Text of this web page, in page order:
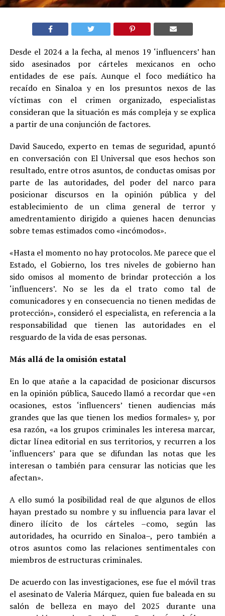
Desde el 2024 a la fecha, al menos 19 ‘influencers’ han
sido asesinados por cárteles mexicanos en ocho
entidades de ese país. Aunque el foco mediático ha
recaído en Sinaloa y en los presuntos nexos de las
víctimas con el crimen organizado, especialistas
consideran que la situación es más compleja y se explica
a partir de una conjunción de factores.
David Saucedo, experto en temas de seguridad, apuntó
en conversación con El Universal que esos hechos son
resultado, entre otros asuntos, de conductas omisas por
parte de las autoridades, del poder del narco para
posicionar discursos en la opinión pública y del
establecimiento de un clima general de terror y
amedrentamiento dirigido a quienes hacen denuncias
sobre temas estimados como «incómodos».
«Hasta el momento no hay protocolos. Me parece que el
Estado, el Gobierno, los tres niveles de gobierno han
sido omisos al momento de brindar protección a los
‘influencers’. No se les da el trato como tal de
comunicadores y en consecuencia no tienen medidas de
protección», consideró el especialista, en referencia a la
responsabilidad que tienen las autoridades en el
resguardo de la vida de esas personas.
Más allá de la omisión estatal
En lo que atañe a la capacidad de posicionar discursos
en la opinión pública, Saucedo llamó a recordar que «en
ocasiones, estos ‘influencers’ tienen audiencias más
grandes que las que tienen los medios formales» y, por
esa razón, «a los grupos criminales les interesa marcar,
dictar línea editorial en sus territorios, y recurren a los
‘influencers’ para que se difundan las notas que les
interesan o también para censurar las noticias que les
afectan».
A ello sumó la posibilidad real de que algunos de ellos
hayan prestado su nombre y su influencia para lavar el
dinero ilícito de los cárteles –como, según las
autoridades, ha ocurrido en Sinaloa–, pero también a
otros asuntos como las relaciones sentimentales con
miembros de estructuras criminales.
De acuerdo con las investigaciones, ese fue el móvil tras
el asesinato de Valeria Márquez, quien fue baleada en su
salón de belleza en mayo del 2025 durante una